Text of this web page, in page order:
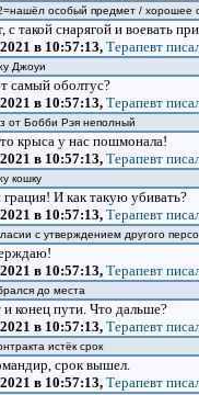
особый предмет /
с такой снарягой и воевать
в 10:57:13, Терапевт
Джоуи
самый оболтус?
в 10:57:13, Терапевт
от Бобби Рэя неполный
крыса у нас пошмонала!
в 10:57:13, Терапевт
кошку
И как такую убивать?
в 10:57:13, Терапевт
с утверждением другого
в 10:57:13, Терапевт
до места
конец пути. Что дальше?
в 10:57:13, Терапевт
истёк срок
срок вышел.
в 10:57:13, Терапевт